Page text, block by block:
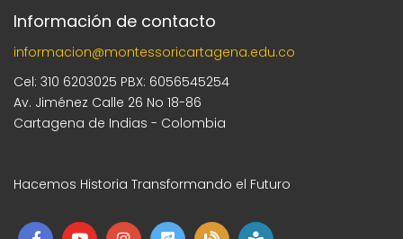
Información de contacto
informacion@montessoricartagena.edu.co
Cel: 310 6203025 PBX: 6056545254
Av. Jiménez Calle 26 No 18-86
Cartagena de Indias - Colombia
Hacemos Historia Transformando el Futuro